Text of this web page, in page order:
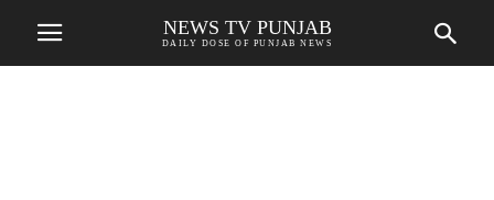
NEWS TV PUNJAB
DAILY DOSE OF PUNJAB NEWS